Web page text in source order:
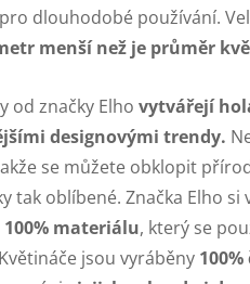
dlouhodobé používání.
menší než je průměr
od značky Elho vytvářejí
designovými trendy.
se můžete obklopit
tak oblíbené. Značka Elho
100% materiálu, který se
jsou vyráběny